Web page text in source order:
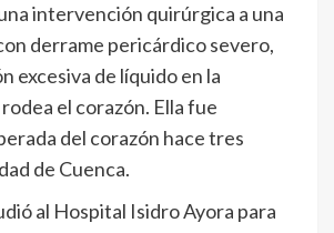
intervención quirúrgica a una
derrame pericárdico severo,
excesiva de líquido en la
el corazón. Ella fue
del corazón hace tres
de Cuenca.
al Hospital Isidro Ayora para